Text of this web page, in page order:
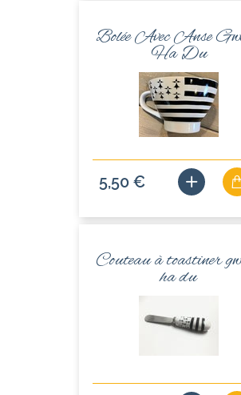
Bolée Avec Anse
Ha Du
5,50 €
Couteau à toastiner
ha du